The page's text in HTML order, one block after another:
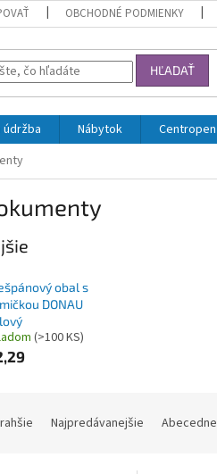
OBCHODNÉ PODMIENKY
HĽADAŤ
údržba Nábytok Centropen
obal s
DONAU
(>100 KS)
Najpredávanejšie Abecedne